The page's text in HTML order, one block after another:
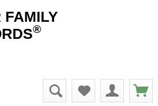
FAMILY
®